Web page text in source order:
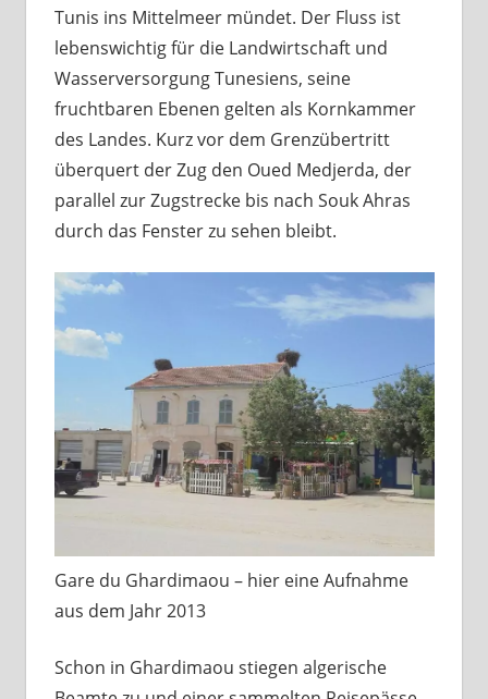
Tunis ins Mittelmeer mündet. Der Fluss ist
lebenswichtig für die Landwirtschaft und
Wasserversorgung Tunesiens, seine
fruchtbaren Ebenen gelten als Kornkammer
des Landes. Kurz vor dem Grenzübertritt
überquert der Zug den Oued Medjerda, der
parallel zur Zugstrecke bis nach Souk Ahras
durch das Fenster zu sehen bleibt.
Gare du Ghardimaou – hier eine Aufnahme
aus dem Jahr 2013
Schon in Ghardimaou stiegen algerische